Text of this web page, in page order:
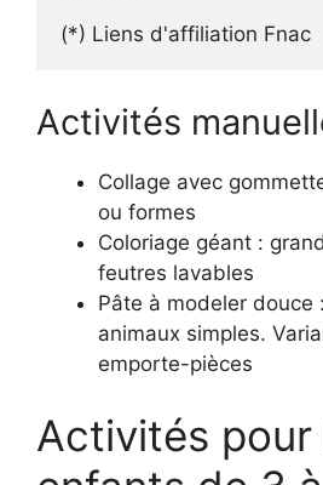
(*) Liens d'affiliation Fnac
Activités
Collage avec
ou formes
Coloriage géant :
feutres lavables
Pâte à modeler douce
animaux simples.
emporte-pièces
Activités pour